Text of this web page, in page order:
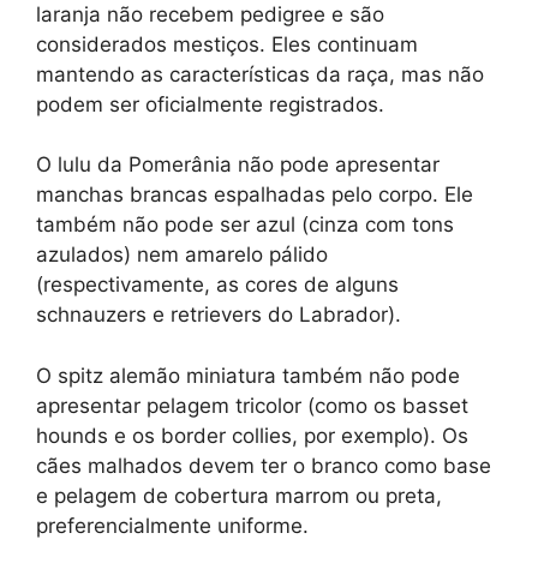
laranja não recebem pedigree e são
considerados mestiços. Eles continuam
mantendo as características da raça, mas não
podem ser oficialmente registrados.
O lulu da Pomerânia não pode apresentar
manchas brancas espalhadas pelo corpo. Ele
também não pode ser azul (cinza com tons
azulados) nem amarelo pálido
(respectivamente, as cores de alguns
schnauzers e retrievers do Labrador).
O spitz alemão miniatura também não pode
apresentar pelagem tricolor (como os basset
hounds e os border collies, por exemplo). Os
cães malhados devem ter o branco como base
e pelagem de cobertura marrom ou preta,
preferencialmente uniforme.